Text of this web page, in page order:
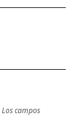
Los campos